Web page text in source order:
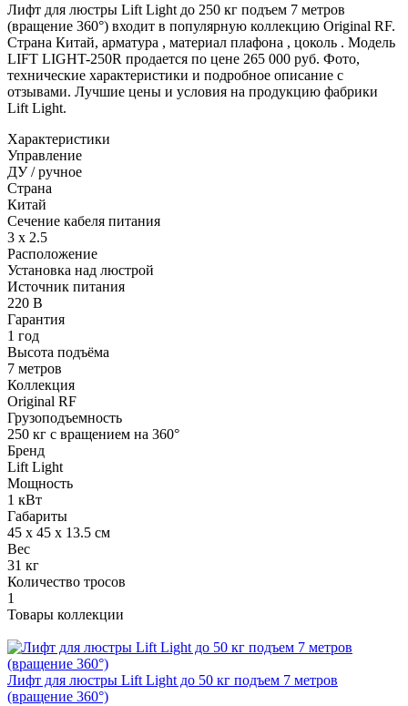
Лифт для люстры Lift Light до 250 кг подъем 7 метров
(вращение 360°) входит в популярную коллекцию Original RF.
Страна Китай, арматура , материал плафона , цоколь . Модель
LIFT LIGHT-250R продается по цене 265 000 руб. Фото,
технические характеристики и подробное описание с
отзывами. Лучшие цены и условия на продукцию фабрики
Lift Light.
Характеристики
Управление
ДУ / ручное
Страна
Китай
Сечение кабеля питания
3 х 2.5
Расположение
Установка над люстрой
Источник питания
220 В
Гарантия
1 год
Высота подъёма
7 метров
Коллекция
Original RF
Грузоподъемность
250 кг с вращением на 360°
Бренд
Lift Light
Мощность
1 кВт
Габариты
45 х 45 х 13.5 см
Вес
31 кг
Количество тросов
1
Товары коллекции
Лифт для люстры Lift Light до 50 кг подъем 7 метров
(вращение 360°)